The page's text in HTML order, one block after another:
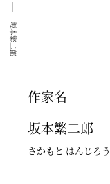
坂本繁二郎
作家名
坂本繁二郎
さかもと はんじろう